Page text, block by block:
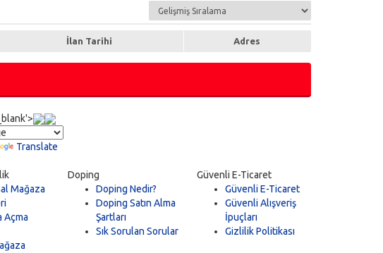
İlan Tarihi Adres
Translate
Mağaza
Açma
Doping
Doping Nedir?
Doping Satın Alma
Şartları
Sık Sorulan Sorular
Güvenli E-Ticaret
Güvenli E-Ticaret
Güvenli Alışveriş
İpuçları
Gizlilik Politikası